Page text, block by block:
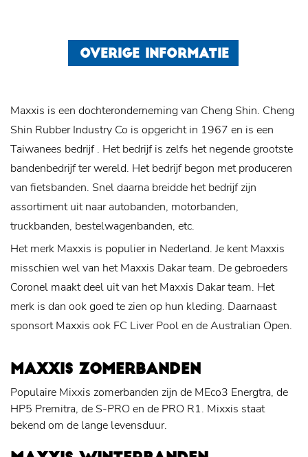
OVERIGE INFORMATIE
Maxxis is een dochteronderneming van Cheng Shin. Cheng
Shin Rubber Industry Co is opgericht in 1967 en is een
Taiwanees bedrijf . Het bedrijf is zelfs het negende grootste
bandenbedrijf ter wereld. Het bedrijf begon met produceren
van fietsbanden. Snel daarna breidde het bedrijf zijn
assortiment uit naar autobanden, motorbanden,
truckbanden, bestelwagenbanden, etc.
Het merk Maxxis is populier in Nederland. Je kent Maxxis
misschien wel van het Maxxis Dakar team. De gebroeders
Coronel maakt deel uit van het Maxxis Dakar team. Het
merk is dan ook goed te zien op hun kleding. Daarnaast
sponsort Maxxis ook FC Liver Pool en de Australian Open.
MAXXIS ZOMERBANDEN
Populaire Mixxis zomerbanden zijn de MEco3 Energtra, de
HP5 Premitra, de S-PRO en de PRO R1. Mixxis staat
bekend om de lange levensduur.